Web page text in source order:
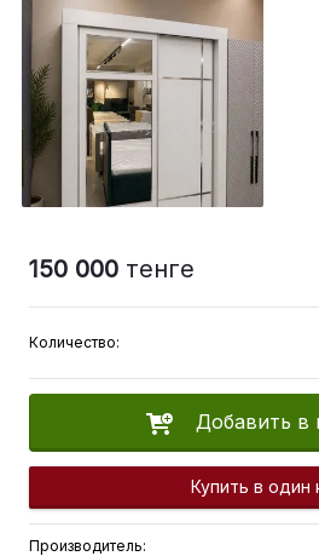
150 000 тенге
Количество:
Добавить в
Купить в один
Производитель: